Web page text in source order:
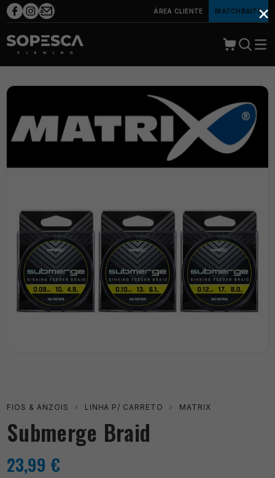
ÁREA CLIENTE MATCHBAITS
FIOS & ANZOIS › LINHA P/ CARRETO › MATRIX
Submerge Braid
23,99 €
×